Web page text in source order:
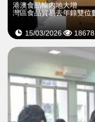
港澳食品輸內地大增
灣區食品貿易去年錄雙位
15/03/2026 18678